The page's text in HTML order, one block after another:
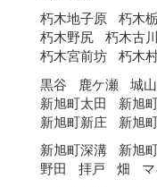
朽木地子原
朽木
朽木野尻
朽木古川
朽木宮前坊
朽木
黒谷
鹿ケ瀬 城
新旭町太田
新旭
新旭町新庄
新旭
新旭町深溝
新旭
野田
拝戸 畑